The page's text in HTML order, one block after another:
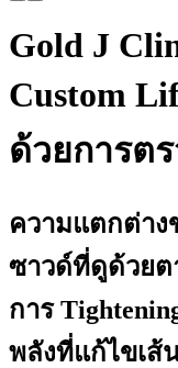
Gold J
Custom
ด้วยการต
ความแตกต่าง
ซาวด์ที่ดูด้วยต
การ
พลังที่แก้ไขเส้